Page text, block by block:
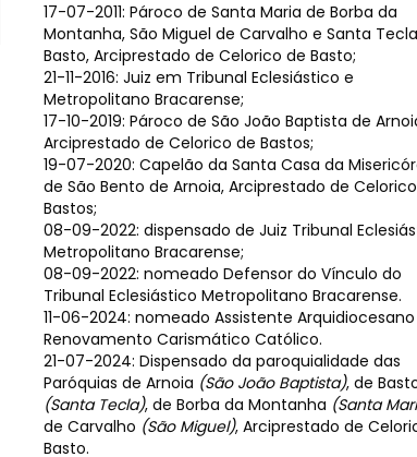
17-07-2011: Pároco de Santa Maria de Borba da
Montanha, São Miguel de Carvalho e Santa
Basto, Arciprestado de Celorico de Basto;
21-11-2016: Juiz em Tribunal Eclesiástico e
Metropolitano Bracarense;
17-10-2019: Pároco de São João Baptista de
Arciprestado de Celorico de Bastos;
19-07-2020: Capelão da Santa Casa da
de São Bento de Arnoia, Arciprestado de
Bastos;
08-09-2022: dispensado de Juiz Tribunal
Metropolitano Bracarense;
08-09-2022: nomeado Defensor do Vínculo do
Tribunal Eclesiástico Metropolitano Bracarense.
11-06-2024: nomeado Assistente
Renovamento Carismático Católico.
21-07-2024: Dispensado da paroquialidade das
Paróquias de Arnoia (São João Baptista), de
(Santa Tecla), de Borba da Montanha (Santa
de Carvalho (São Miguel), Arciprestado de
Basto.